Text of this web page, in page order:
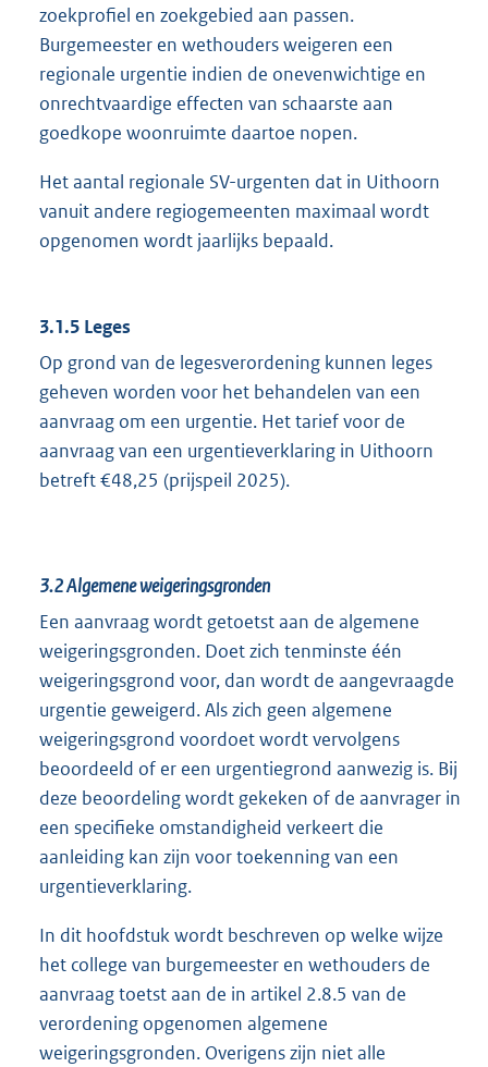
zoekprofiel en zoekgebied aan passen.
Burgemeester en wethouders weigeren een
regionale urgentie indien de onevenwichtige en
onrechtvaardige effecten van schaarste aan
goedkope woonruimte daartoe nopen.
Het aantal regionale SV-urgenten dat in Uithoorn
vanuit andere regiogemeenten maximaal wordt
opgenomen wordt jaarlijks bepaald.
3.1.5 Leges
Op grond van de legesverordening kunnen leges
geheven worden voor het behandelen van een
aanvraag om een urgentie. Het tarief voor de
aanvraag van een urgentieverklaring in Uithoorn
betreft €48,25 (prijspeil 2025).
3.2Algemene weigeringsgronden
Een aanvraag wordt getoetst aan de algemene
weigeringsgronden. Doet zich tenminste één
weigeringsgrond voor, dan wordt de aangevraagde
urgentie geweigerd. Als zich geen algemene
weigeringsgrond voordoet wordt vervolgens
beoordeeld of er een urgentiegrond aanwezig is. Bij
deze beoordeling wordt gekeken of de aanvrager in
een specifieke omstandigheid verkeert die
aanleiding kan zijn voor toekenning van een
urgentieverklaring.
In dit hoofdstuk wordt beschreven op welke wijze
het college van burgemeester en wethouders de
aanvraag toetst aan de in artikel 2.8.5 van de
verordening opgenomen algemene
weigeringsgronden. Overigens zijn niet alle